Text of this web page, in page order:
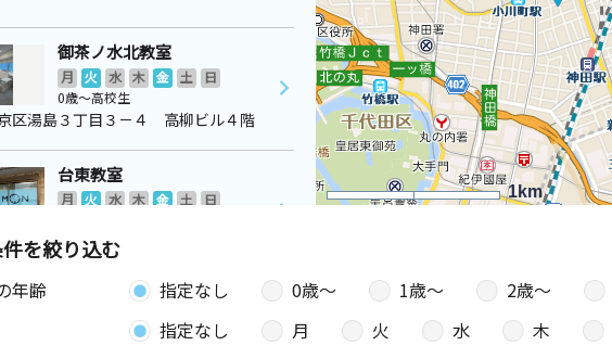
1km
御茶ノ水北教室
月 火 水 木 金 土
日
0歳～高校生
区湯島３丁目３－４ 高柳ビル４階
台東教室
月 火 水 木 金 土
日
区台東３丁目３０－７
日本橋馬喰町教室
木 金 土
日
を絞り込む
年齢 指定なし 0歳〜 1歳〜 2歳〜
指定なし 月 火 水 木